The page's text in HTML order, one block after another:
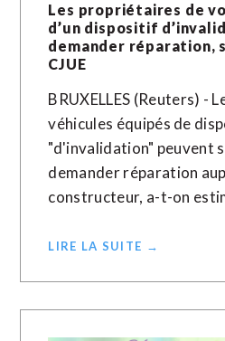
Les propriétaires de
d’un dispositif
demander réparation,
CJUE
BRUXELLES (Reuters) -
véhicules équipés de
"d'invalidation" peuvent
demander réparation
constructeur, a-t-on
LIRE LA SUITE →